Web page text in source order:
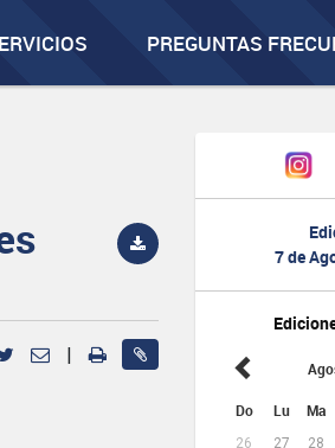
PREGUNTAS
7 de
Do Lu Ma
26 27 28
|